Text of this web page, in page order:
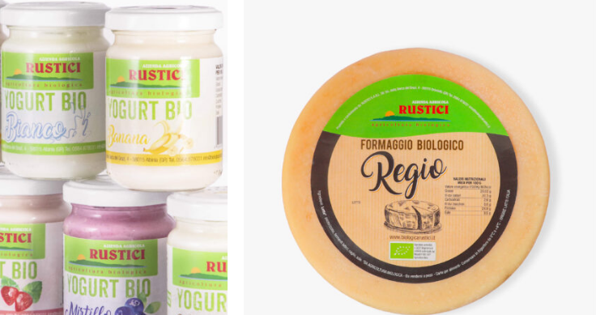
ANTEPRIMA RAPIDA ANTEPRIMA RAPIDA